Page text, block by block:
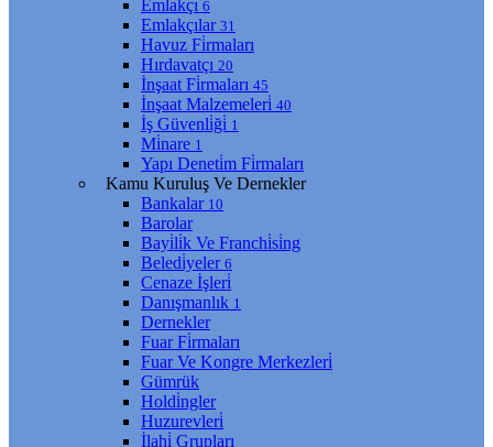
Emlakçı 6
Emlakçılar 31
Havuz Fi̇rmaları
Hırdavatçı 20
İnşaat Fi̇rmaları 45
İnşaat Malzemeleri̇ 40
İş Güvenli̇ği̇ 1
Mi̇nare 1
Yapı Deneti̇m Fi̇rmaları
Kamu Kuruluş Ve Dernekler
Bankalar 10
Barolar
Bayi̇li̇k Ve Franchi̇si̇ng
Beledi̇yeler 6
Cenaze İşleri̇
Danışmanlık 1
Dernekler
Fuar Fi̇rmaları
Fuar Ve Kongre Merkezleri̇
Gümrük
Holdi̇ngler
Huzurevleri̇
İlahi̇ Grupları